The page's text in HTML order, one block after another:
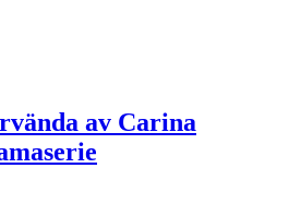
av Carina